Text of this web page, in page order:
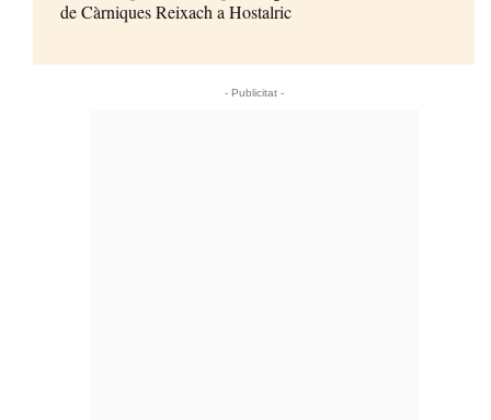
de Càrniques Reixach a Hostalric
- Publicitat -